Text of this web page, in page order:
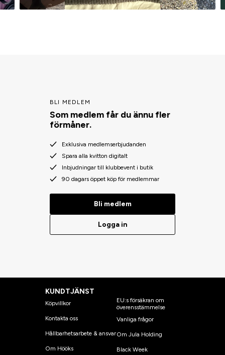
BLI MEDLEM
Som medlem får du ännu fler
förmåner.
Exklusiva medlemserbjudanden
Spara alla kvitton digitalt
Inbjudningar till klubbevent i butik
90 dagars öppet köp för medlemmar
Bli medlem
Logga in
KUNDTJÄNST
Köpvillkor
Kontakta oss
Hållbarhetsarbete & ansvar
Om Hööks
EU:s försäkran om
överensstämmelse
Vanliga frågor
Om Jula Holding
Black Week